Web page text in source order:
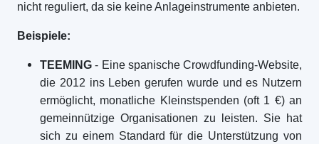
nicht reguliert, da sie keine Anlageinstrumente anbieten.
Beispiele:
TEEMING - Eine spanische Crowdfunding-Website,
die 2012 ins Leben gerufen wurde und es Nutzern
ermöglicht, monatliche Kleinstspenden (oft 1 €) an
gemeinnützige Organisationen zu leisten. Sie hat
sich zu einem Standard für die Unterstützung von